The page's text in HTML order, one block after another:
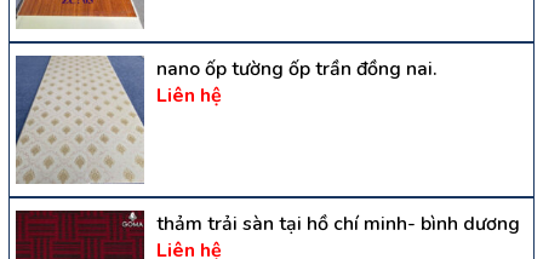
nano ốp tường ốp trần đồng nai.
Liên hệ
thảm trải sàn tại hồ chí minh- bình dương
Liên hệ